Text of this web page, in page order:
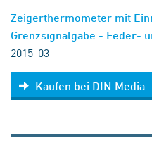
Zeigerthermometer mit
Grenzsignalgabe - Feder-
2015-03
Kaufen bei DIN Media